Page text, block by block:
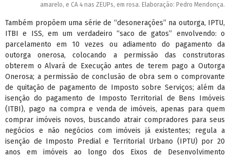
amarelo, e CA 4 nas ZEUPs, em rosa. Elaboração: Pedro Mendonça.
Também propõem uma série de “desonerações” na outorga, IPTU,
ITBI e ISS, em um verdadeiro “saco de gatos” envolvendo: o
parcelamento em 10 vezes ou adiamento do pagamento da
outorga onerosa, colocando a permissão das construtoras
obterem o Alvará de Execução antes de terem pago a Outorga
Onerosa; a permissão de conclusão de obra sem o comprovante
de quitação de pagamento de Imposto sobre Serviços; além da
isenção do pagamento de Imposto Territorial de Bens Imóveis
(ITBI), pago na compra e venda de imóveis, apenas para quem
comprar imóveis novos, buscando atrair compradores para seus
negócios e não negócios com imóveis já existentes; regula a
isenção de Imposto Predial e Territorial Urbano (IPTU) por 20
anos em imóveis ao longo dos Eixos de Desenvolvimento